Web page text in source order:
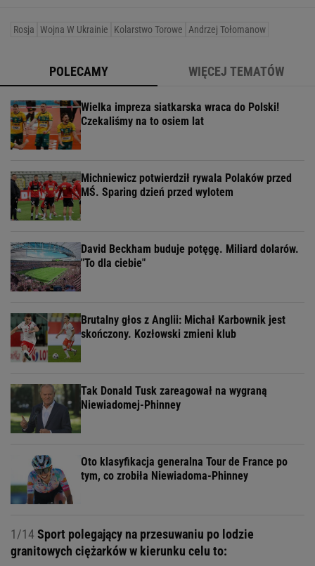
Rosja Wojna W Ukrainie Kolarstwo Torowe Andrzej Tołomanow
POLECAMY WIĘCEJ TEMATÓW
Wielka impreza siatkarska wraca do Polski!
Czekaliśmy na to osiem lat
Michniewicz potwierdził rywala Polaków przed
MŚ. Sparing dzień przed wylotem
David Beckham buduje potęgę. Miliard dolarów.
"To dla ciebie"
Brutalny głos z Anglii: Michał Karbownik jest
skończony. Kozłowski zmieni klub
Tak Donald Tusk zareagował na wygraną
Niewiadomej-Phinney
Oto klasyfikacja generalna Tour de France po
tym, co zrobiła Niewiadoma-Phinney
1/14Sport polegający na przesuwaniu po lodzie
granitowych ciężarków w kierunku celu to: